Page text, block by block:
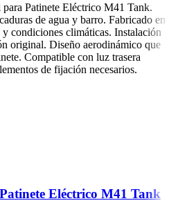
Patinete Eléctrico M41 Tank.
de agua y barro. Fabricado en
condiciones climáticas. Instalación
original. Diseño aerodinámico que
Compatible con luz trasera
de fijación necesarios.
Eléctrico M41 Tank